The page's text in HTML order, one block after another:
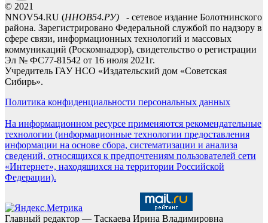
© 2021
NNOV54.RU (ННОВ54.РУ) - сетевое издание Болотнинского
района. Зарегистрировано Федеральной службой по надзору в
сфере связи, информационных технологий и массовых
коммуникаций (Роскомнадзор), свидетельство о регистрации
Эл № ФС77-81542 от 16 июля 2021г.
Учредитель ГАУ НСО «Издательский дом «Советская
Сибирь».
Политика конфиденциальности персональных данных
На информационном ресурсе применяются рекомендательные
технологии (информационные технологии предоставления
информации на основе сбора, систематизации и анализа
сведений, относящихся к предпочтениям пользователей сети
«Интернет», находящихся на территории Российской
Федерации).
Главный редактор — Таскаева Ирина Владимировна